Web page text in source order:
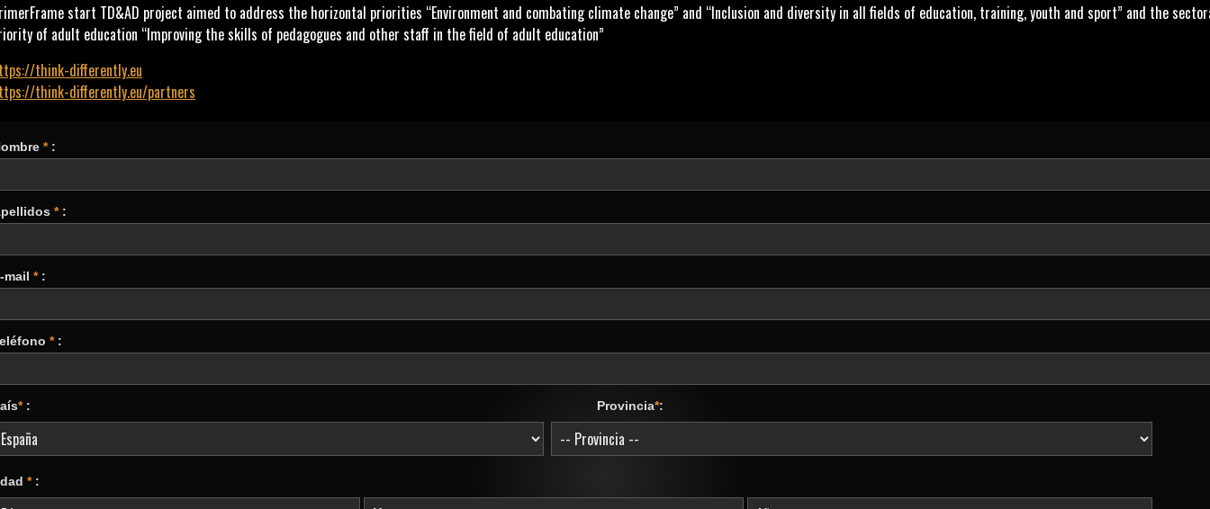
start TD&AD project aimed to address the horizontal priorities “Environment and combating climate change” and “Inclusion and diversity in all fields of education, training, youth and sport” and the
of adult education “Improving the skills of pedagogues and other staff in the field of adult education”
think-differently.eu
think-differently.eu/partners
*:
*:
mail *:
*:
*: Provincia*:
*: